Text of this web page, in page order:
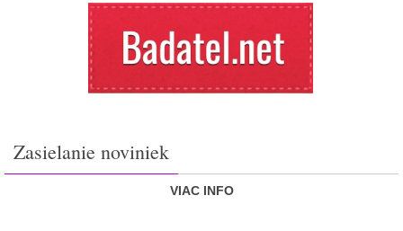
Zasielanie noviniek
VIAC INFO